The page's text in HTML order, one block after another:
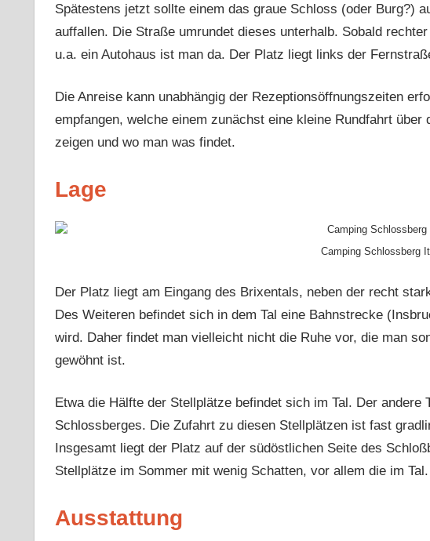
Spätestens jetzt sollte einem das graue Schloss (oder Burg?)
auffallen. Die Straße umrundet dieses unterhalb. Sobald
u.a. ein Autohaus ist man da. Der Platz liegt links der
Die Anreise kann unabhängig der Rezeptionsöffnungszeiten
empfangen, welche einem zunächst eine kleine Rundfahrt über
zeigen und wo man was findet.
Lage
Camping Schlossberg
Der Platz liegt am Eingang des Brixentals, neben der recht
Des Weiteren befindet sich in dem Tal eine Bahnstrecke
wird. Daher findet man vielleicht nicht die Ruhe vor, die man
gewöhnt ist.
Etwa die Hälfte der Stellplätze befindet sich im Tal. Der andere
Schlossberges. Die Zufahrt zu diesen Stellplätzen ist fast
Insgesamt liegt der Platz auf der südöstlichen Seite des
Stellplätze im Sommer mit wenig Schatten, vor allem die im Tal.
Ausstattung